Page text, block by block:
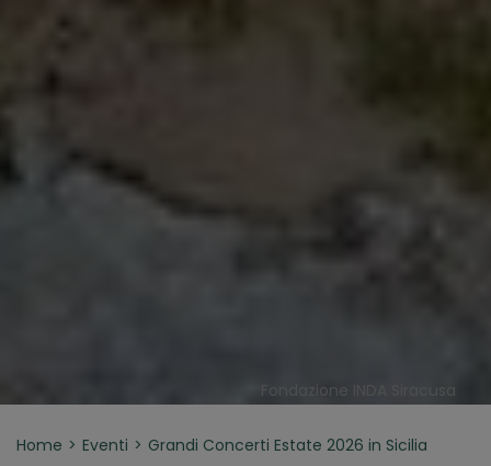
Fondazione INDA Siracusa
Home Eventi Grandi Concerti Estate 2026 in Sicilia